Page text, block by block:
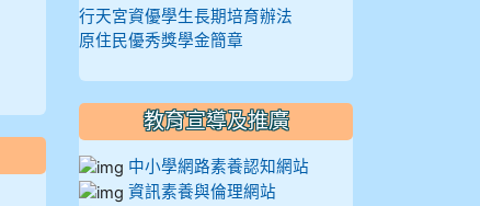
行天宮資優學生長期培育辦法
原住民優秀獎學金簡章
教育宣導及推廣
中小學網路素養認知網站
資訊素養與倫理網站